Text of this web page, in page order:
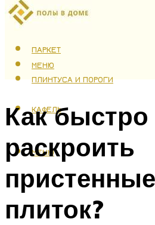
ТЕПЛЫЙ ПОЛ
ПАРКЕТ
ПЛИНТУСА И ПОРОГИ
КАФЕЛЬ
МЕНЮ
МЕНЮ
Как быстро
раскроить
плиток?